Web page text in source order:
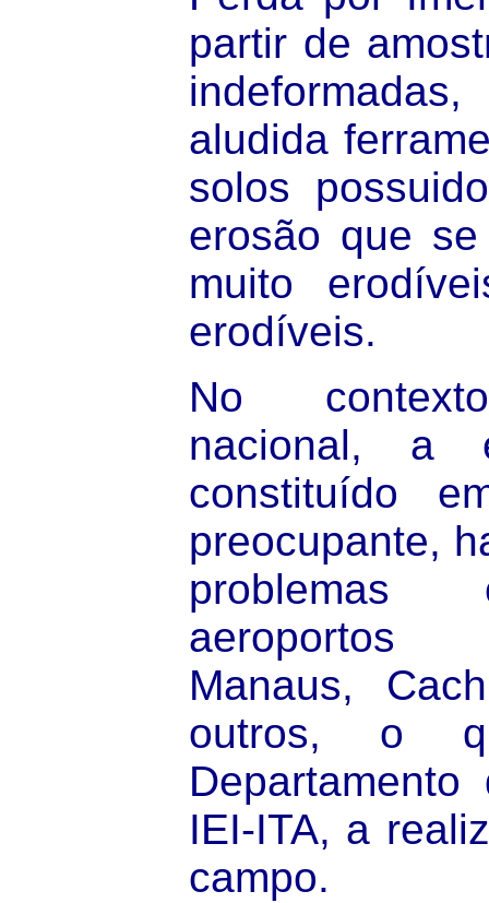
partir de
aludida
solos
erosão que
muito
erodíveis.
No
nacional, a
constituído
preocupante,
problemas
aeroportos
Manaus,
outros, o
IEI-ITA, a
campo.